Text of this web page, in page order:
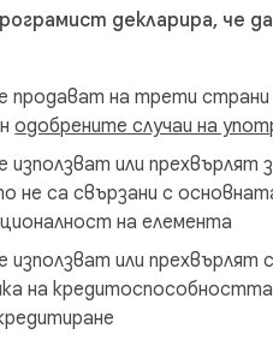
проследяват цените на
платформи.
декларира, че
продават на трети страни
одобрените случаи на
използват или прехвърлят
не са свързани с
на елемента
използват или прехвърлят
на кредитоспособността